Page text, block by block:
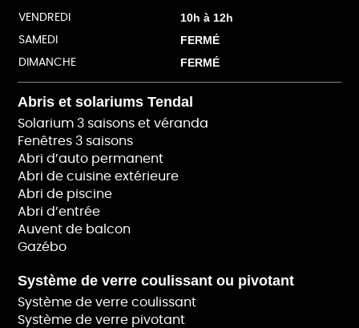
VENDREDI 10h à 12h
SAMEDI FERMÉ
DIMANCHE FERMÉ
Abris et solariums Tendal
Solarium 3 saisons et véranda
Fenêtres 3 saisons
Abri d’auto permanent
Abri de cuisine extérieure
Abri de piscine
Abri d’entrée
Auvent de balcon
Gazébo
Système de verre coulissant ou pivotant
Système de verre coulissant
Système de verre pivotant